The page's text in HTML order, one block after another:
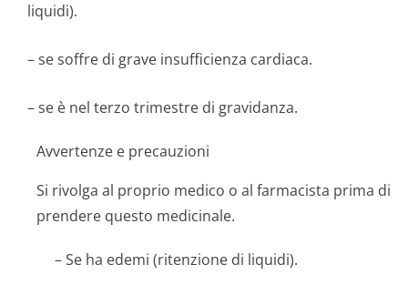
liquidi).
– se soffre di grave insufficienza cardiaca.
– se è nel terzo trimestre di gravidanza.
Avvertenze e precauzioni
Si rivolga al proprio medico o al farmacista prima di
prendere questo medicinale.
– Se ha edemi (ritenzione di liquidi).